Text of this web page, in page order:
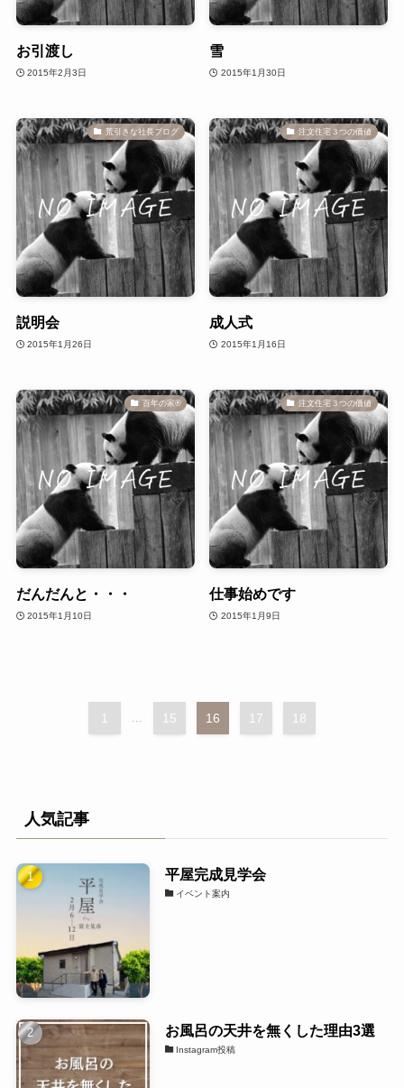
お引渡し
2015年2月3日
雪
2015年1月30日
荒引きな社長ブログ
説明会
2015年1月26日
注文住宅３つの価値
成人式
2015年1月16日
百年の家®️
だんだんと・・・
2015年1月10日
注文住宅３つの価値
仕事始めです
2015年1月9日
1 ... 15 16 17 18
人気記事
平屋完成見学会
イベント案内
お風呂の天井を無くした理由3選
Instagram投稿